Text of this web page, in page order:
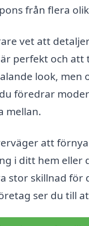
från flera
vet att
perfekt och
look, men
föredrar
mellan.
att
i ditt hem eller
stor skillnad
ser du till